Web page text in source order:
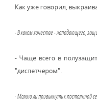
Как уже говорил,
- В каком качестве - нападающего,
- Чаще всего в
"диспетчером".
- Можно ли привыкнуть к постоянной